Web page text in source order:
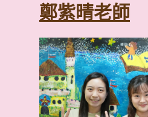
其他資歷
香港紅十字會急
童軍領袖初階訓
幼稚園校長及教
照顧個別差異」
學前教育資歷
幼兒教育榮譽學
其他資歷
香港聖約翰救傷
鄭紫晴老師
學前教育資歷
幼兒教育高級文憑
幼兒教育榮譽學